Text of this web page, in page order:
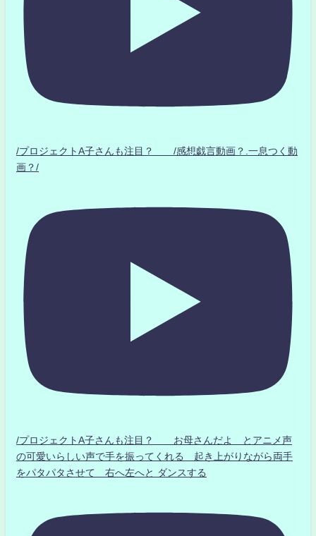
/プロジェクトA子さんも注目？ /感想戯言動画？.一息つく動
画？/
/プロジェクトA子さんも注目？ お母さんだよ とアニメ声
の可愛いらしい声で手を振ってくれる 起き上がりながら両手
をパタパタさせて 右へ左へと ダンスする